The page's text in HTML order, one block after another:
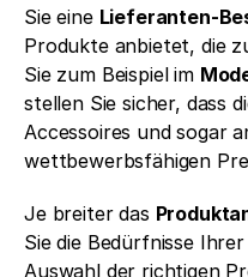
Sie eine Lieferanten-
Produkte anbietet, die
Sie zum Beispiel im
stellen Sie sicher, dass
Accessoires und sogar
wettbewerbsfähigen
Je breiter das
Sie die Bedürfnisse